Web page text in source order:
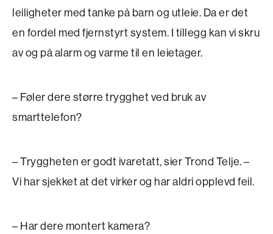
leiligheter med tanke på barn og utleie. Da er det
en fordel med fjernstyrt system. I tillegg kan vi skru
av og på alarm og varme til en leietager.
– Føler dere større trygghet ved bruk av
smarttelefon?
– Tryggheten er godt ivaretatt, sier Trond Telje. –
Vi har sjekket at det virker og har aldri opplevd feil.
– Har dere montert kamera?